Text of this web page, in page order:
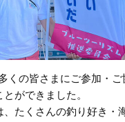
くの皆さまにご参加・
ができました。
、たくさんの釣り好き・